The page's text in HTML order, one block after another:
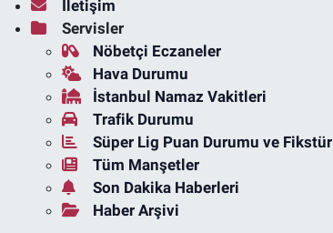
İletişim
Servisler
Nöbetçi Eczaneler
Hava Durumu
İstanbul Namaz Vakitleri
Trafik Durumu
Süper Lig Puan Durumu ve Fikstür
Tüm Manşetler
Son Dakika Haberleri
Haber Arşivi